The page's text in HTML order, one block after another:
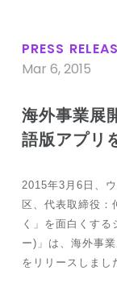
PRESS
Mar 6, 2015
海外事業展
語版アプリ
2015年3月6日、
区、代表取締役：
く」を面白くす
ー)」は、海外事
をリリースしまし